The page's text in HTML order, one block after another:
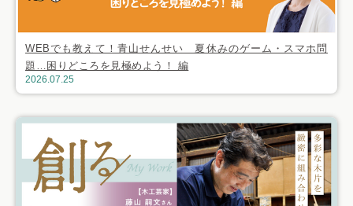
WEBでも教えて！青山せんせい 夏休みのゲーム・スマホ問
題…困りどころを見極めよう！ 編
2026.07.25